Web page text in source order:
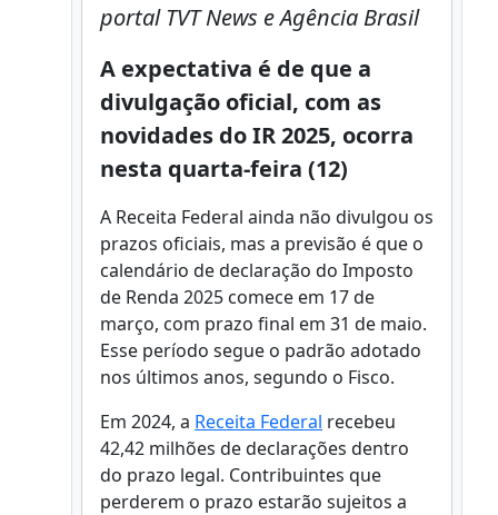
portal TVT News e Agência Brasil
A expectativa é de que a
divulgação oficial, com as
novidades do IR 2025, ocorra
nesta quarta-feira (12)
A Receita Federal ainda não divulgou os
prazos oficiais, mas a previsão é que o
calendário de declaração do Imposto
de Renda 2025 comece em 17 de
março, com prazo final em 31 de maio.
Esse período segue o padrão adotado
nos últimos anos, segundo o Fisco.
Em 2024, a Receita Federal recebeu
42,42 milhões de declarações dentro
do prazo legal. Contribuintes que
perderem o prazo estarão sujeitos a